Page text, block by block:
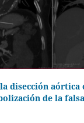
disección aórtica
de la